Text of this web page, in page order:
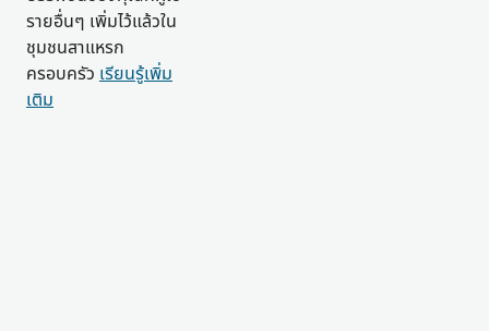
รายอื่นๆ เพิ่มไว้แล้วใน
ชุมชนสาแหรก
ครอบครัว เรียนรู้เพิ่ม
เติม